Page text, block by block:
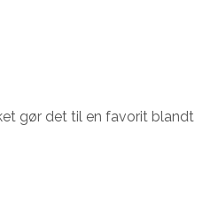
gør det til en favorit blandt